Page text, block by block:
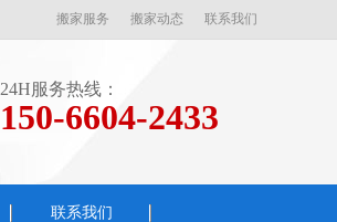
搬家服务 搬家动态 联系我们
24H服务热线：
150-6604-2433
联系我们